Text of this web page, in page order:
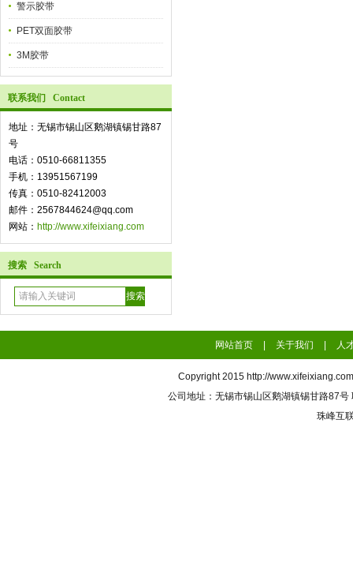
警示胶带
PET双面胶带
3M胶带
联系我们 Contact
地址：无锡市锡山区鹅湖镇锡甘路87
号
电话：0510-66811355
手机：13951567199
传真：0510-82412003
邮件：2567844624@qq.com
网站： http://www.xifeixiang.com
搜索 Search
网站首页 关于我们 人
Copyright 2015 http://www.xifeixiang.com
公司地址：无锡市锡山区鹅湖镇锡甘路87
珠峰互